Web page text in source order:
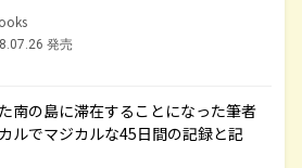
発売
南の島に滞在することになった筆者
ルでマジカルな45日間の記録と記